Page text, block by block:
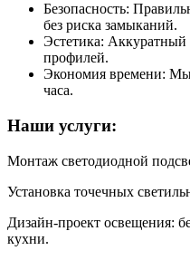
Безопасность:
без риска замыканий.
Эстетика:
профилей.
Экономия времени: Мы
часа.
Наши услуги:
Монтаж светодиодной
Установка точечных
Дизайн-проект освещения:
кухни.